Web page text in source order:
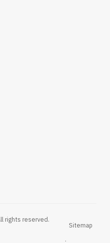
rights reserved.
Sitemap
·